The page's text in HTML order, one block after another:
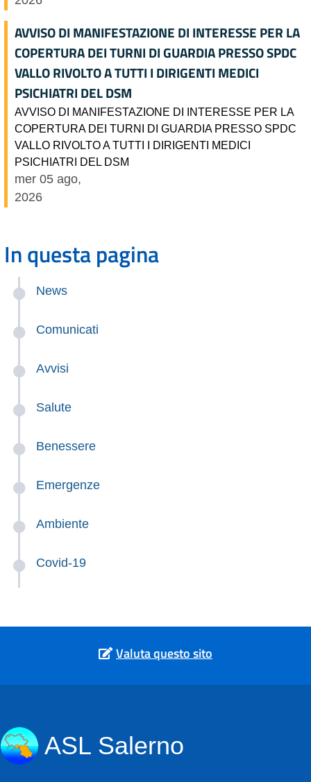
AVVISO DI MANIFESTAZIONE DI INTERESSE PER LA
COPERTURA DEI TURNI DI GUARDIA PRESSO SPDC
VALLO RIVOLTO A TUTTI I DIRIGENTI MEDICI
PSICHIATRI DEL DSM
AVVISO DI MANIFESTAZIONE DI INTERESSE PER LA
COPERTURA DEI TURNI DI GUARDIA PRESSO SPDC
VALLO RIVOLTO A TUTTI I DIRIGENTI MEDICI
PSICHIATRI DEL DSM
mer 05 ago,
2026
In questa pagina
News
Comunicati
Avvisi
Salute
Benessere
Emergenze
Ambiente
Covid-19
Valuta questo sito
ASL Salerno